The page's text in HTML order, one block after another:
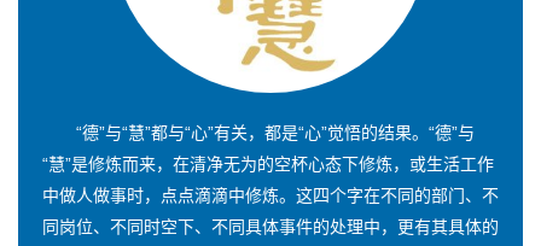
“德”与“慧”都与“心”有关，都是“心”觉悟的结果。“德”与
“慧”是修炼而来，在清净无为的空杯心态下修炼，或生活工作
中做人做事时，点点滴滴中修炼。这四个字在不同的部门、不
同岗位、不同时空下、不同具体事件的处理中，更有其具体的